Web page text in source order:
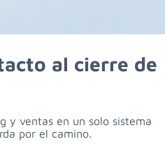
al cierre de
y ventas en un solo sistema
por el camino.